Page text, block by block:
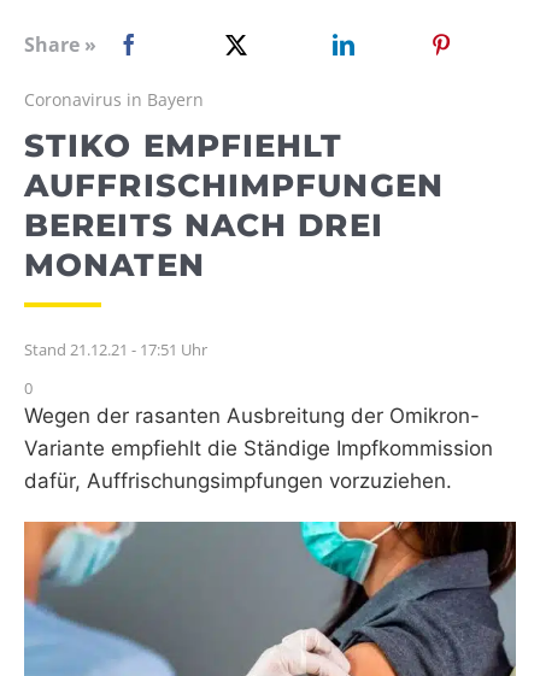
WEBRADIO
Share »
Coronavirus in Bayern
STIKO EMPFIEHLT
AUFFRISCHIMPFUNGEN
BEREITS NACH DREI
MONATEN
Stand 21.12.21 - 17:51 Uhr
0
Wegen der rasanten Ausbreitung der Omikron-
Variante empfiehlt die Ständige Impfkommission
dafür, Auffrischungsimpfungen vorzuziehen.